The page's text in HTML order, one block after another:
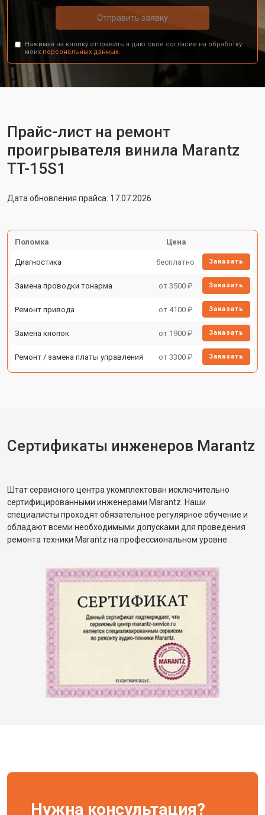
Отправить заявку
Нажимая на кнопку отправить я даю свое согласие на обработку
моих персональных данных.
Прайс-лист на ремонт
проигрывателя винила Marantz
TT-15S1
Дата обновления прайса: 17.07.2026
Поломка Цена
Диагностика бесплатно Заказать
Замена проводки тонарма от 3500 ₽ Заказать
Ремонт привода от 4100 ₽ Заказать
Замена кнопок от 1900 ₽ Заказать
Ремонт / замена платы управления от 3300 ₽ Заказать
Сертификаты инженеров Marantz
Штат сервисного центра укомплектован исключительно
сертифицированными инженерами Marantz. Наши
специалисты проходят обязательное регулярное обучение и
обладают всеми необходимыми допусками для проведения
ремонта техники Marantz на профессиональном уровне.
Нужна консультация?